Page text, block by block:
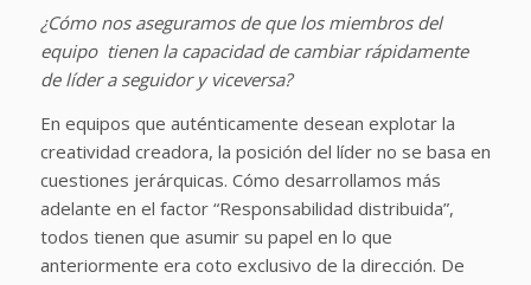
¿Cómo nos aseguramos de que los miembros del
equipo tienen la capacidad de cambiar rápidamente
de líder a seguidor y viceversa?
En equipos que auténticamente desean explotar la
creatividad creadora, la posición del líder no se basa en
cuestiones jerárquicas. Cómo desarrollamos más
adelante en el factor “Responsabilidad distribuida”,
todos tienen que asumir su papel en lo que
anteriormente era coto exclusivo de la dirección. De